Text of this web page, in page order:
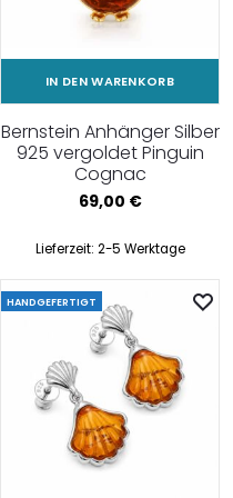
IN DEN WARENKORB
Bernstein Anhänger Silber
925 vergoldet Pinguin
Cognac
69,00 €
Lieferzeit: 2-5 Werktage
HANDGEFERTIGT